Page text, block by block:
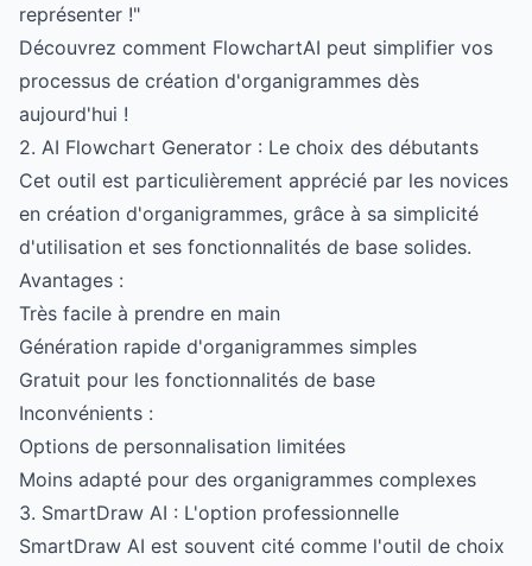
représenter !"
Découvrez comment FlowchartAI peut simplifier vos
processus de création d'organigrammes dès
aujourd'hui !
2. AI Flowchart Generator : Le choix des débutants
Cet outil est particulièrement apprécié par les novices
en création d'organigrammes, grâce à sa simplicité
d'utilisation et ses fonctionnalités de base solides.
Avantages :
Très facile à prendre en main
Génération rapide d'organigrammes simples
Gratuit pour les fonctionnalités de base
Inconvénients :
Options de personnalisation limitées
Moins adapté pour des organigrammes complexes
3. SmartDraw AI : L'option professionnelle
SmartDraw AI est souvent cité comme l'outil de choix